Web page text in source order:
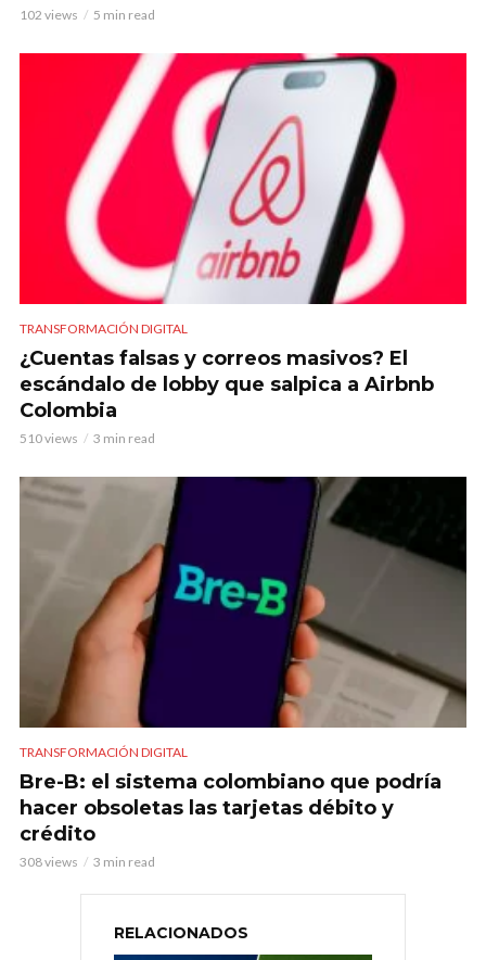
102 views 5 min read
TRANSFORMACIÓN DIGITAL
¿Cuentas falsas y correos masivos? El
escándalo de lobby que salpica a Airbnb
Colombia
510 views 3 min read
TRANSFORMACIÓN DIGITAL
Bre-B: el sistema colombiano que podría
hacer obsoletas las tarjetas débito y
crédito
308 views 3 min read
RELACIONADOS